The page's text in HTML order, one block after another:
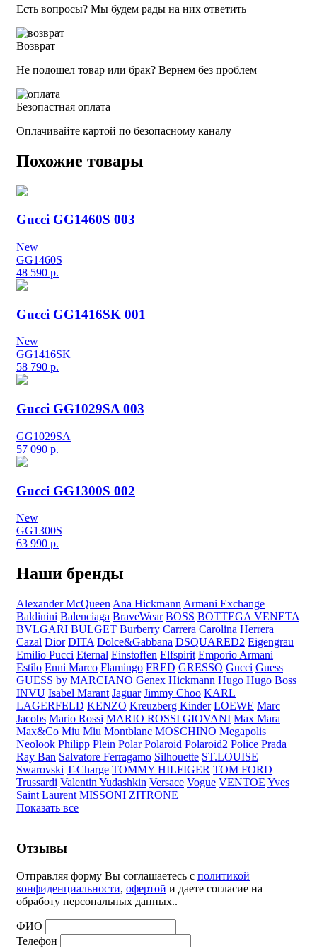
Есть вопросы? Мы будем рады на них ответить
Возврат
Не подошел товар или брак? Вернем без проблем
Безопастная оплата
Оплачивайте картой по безопасному каналу
Похожие товары
Gucci GG1460S 003
New
GG1460S
48 590 р.
Gucci GG1416SK 001
New
GG1416SK
58 790 р.
Gucci GG1029SA 003
GG1029SA
57 090 р.
Gucci GG1300S 002
New
GG1300S
63 990 р.
Наши бренды
Alexander McQueen Ana Hickmann Armani Exchange
Baldinini Balenciaga BraveWear BOSS BOTTEGA VENETA
BVLGARI BULGET Burberry Carrera Carolina Herrera
Cazal Dior DITA Dolce&Gabbana DSQUARED2 Eigengrau
Emilio Pucci Eternal Einstoffen Elfspirit Emporio Armani
Estilo Enni Marco Flamingo FRED GRESSO Gucci Guess
GUESS by MARCIANO Genex Hickmann Hugo Hugo Boss
INVU Isabel Marant Jaguar Jimmy Choo KARL
LAGERFELD KENZO Kreuzberg Kinder LOEWE Marc
Jacobs Mario Rossi MARIO ROSSI GIOVANI Max Mara
Max&Co Miu Miu Montblanc MOSCHINO Megapolis
Neolook Philipp Plein Polar Polaroid Polaroid2 Police Prada
Ray Ban Salvatore Ferragamo Silhouette ST.LOUISE
Swarovski T-Charge TOMMY HILFIGER TOM FORD
Trussardi Valentin Yudashkin Versace Vogue VENTOE Yves
Saint Laurent MISSONI ZITRONE
Показать все
Отзывы
Отправляя форму Вы соглашаетесь с политикой
конфиденциальности, офертой и даете согласие на
обработу персональных данных..
ФИО
Телефон